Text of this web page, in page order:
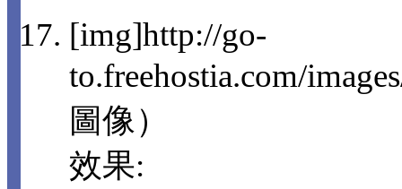
[img]http://go-
to.freehostia.com/
圖像）
效果: